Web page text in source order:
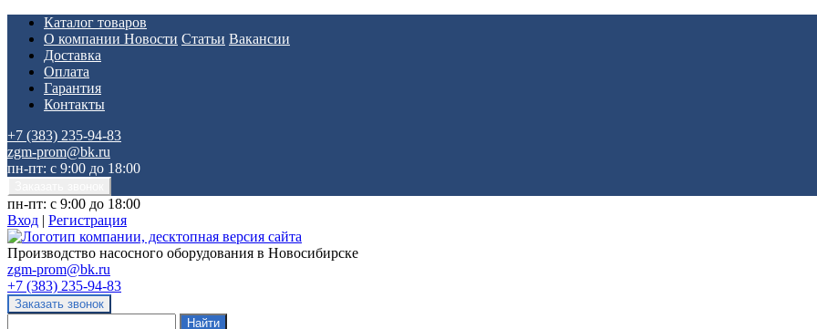
Каталог товаров
О компании Новости Статьи Вакансии
Доставка
Оплата
Гарантия
Контакты
+7 (383) 235-94-83
zgm-prom@bk.ru
пн-пт: с 9:00 до 18:00
пн-пт: с 9:00 до 18:00
Вход | Регистрация
Производство насосного оборудования в Новосибирске
zgm-prom@bk.ru
+7 (383) 235-94-83